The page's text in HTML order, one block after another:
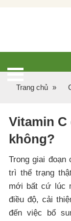
Trang chủ »
Vitamin
không?
Trong giai đoạn
trì thể trạng
mới bất cứ lúc
điều độ, cải
đến việc bổ